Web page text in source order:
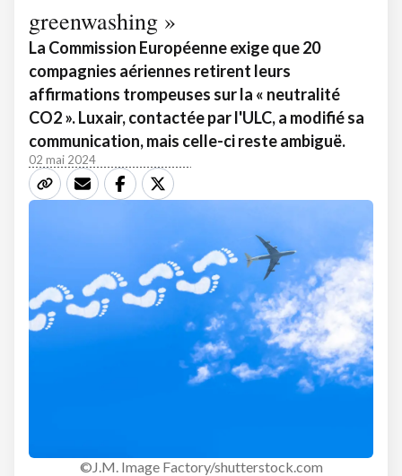
greenwashing »
La Commission Européenne exige que 20
compagnies aériennes retirent leurs
affirmations trompeuses sur la « neutralité
CO2 ». Luxair, contactée par l'ULC, a modifié sa
communication, mais celle-ci reste ambiguë.
02 mai 2024
©J.M. Image Factory/shutterstock.com